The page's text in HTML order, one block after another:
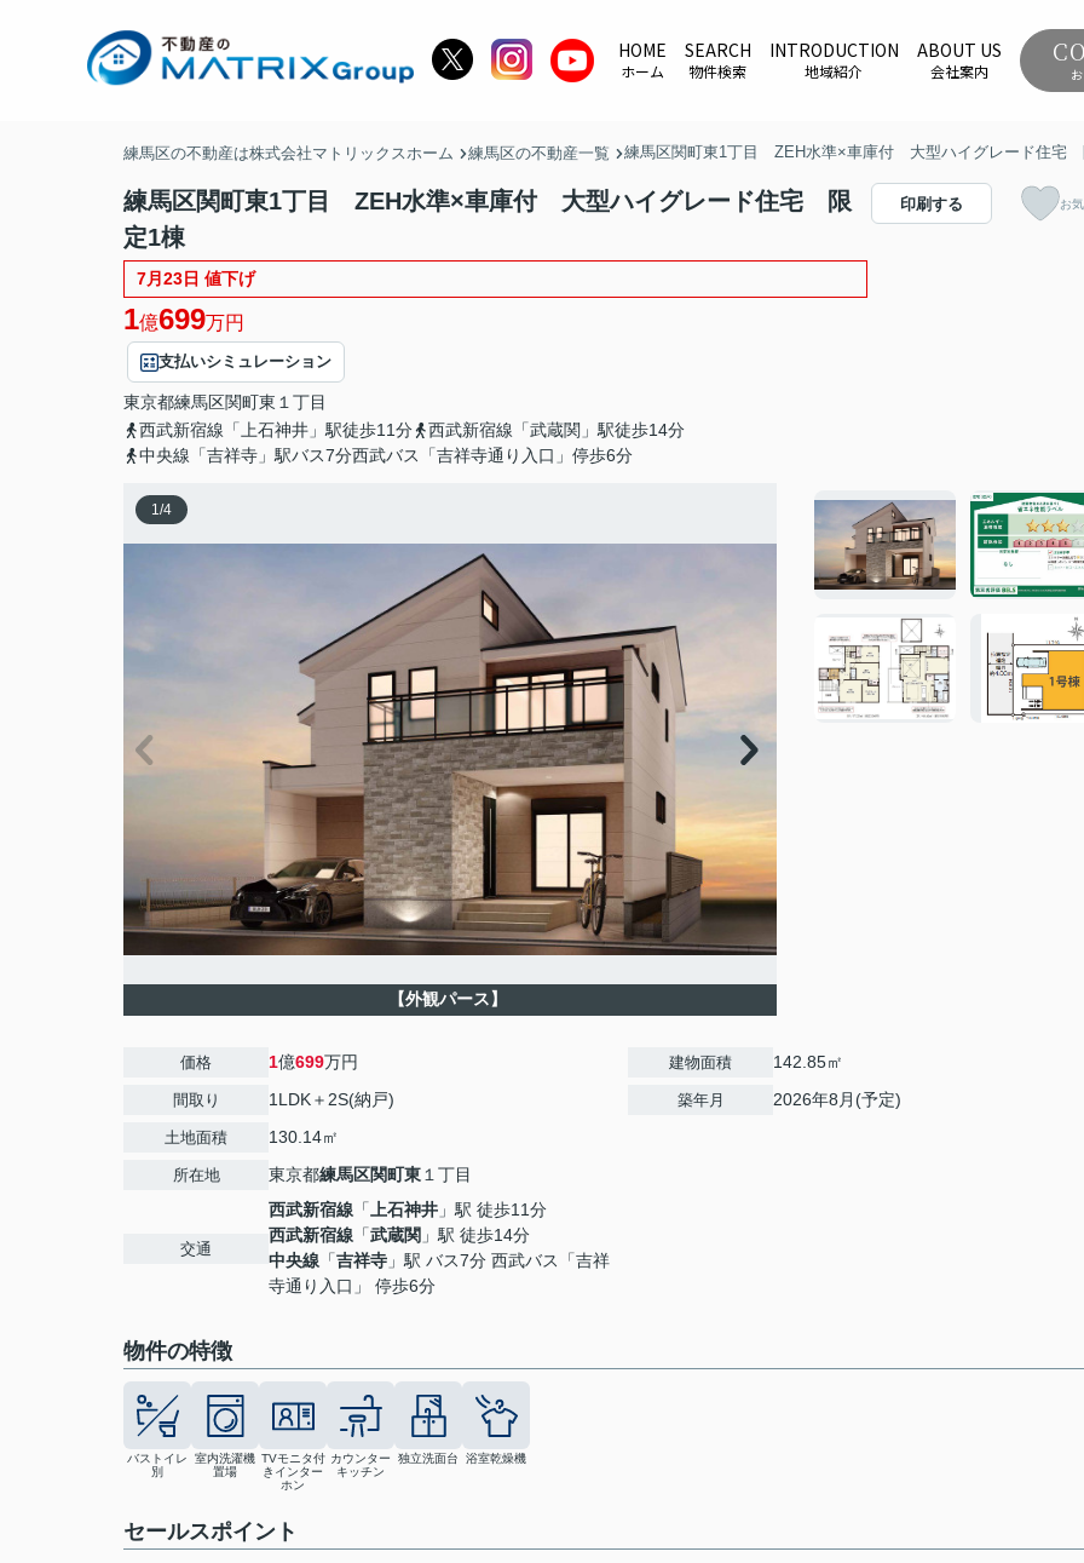
HOME
ホーム
SEARCH
物件検索
INTRODUCTION
地域紹介
ABOUT US
会社案内
練馬区の不動産は株式会社マトリックスホーム 練馬区の不動産一覧 練馬区関町東1丁目 ZEH水準×車庫付 大型ハイグレード住宅
練馬区関町東1丁目 ZEH水準×車庫付 大型ハイグレード住宅 限
定1棟
7月23日 値下げ
1億699万円
支払いシミュレーション
東京都練馬区関町東 １丁目
西武新宿線「上石神井」駅徒歩11分
西武新宿線「武蔵関」駅徒歩14分
中央線「吉祥寺」駅バス7分西武バス「吉祥寺通り入口」停歩6分
印刷する お
1/4
【外観パース】
価格 1億699万円
間取り 1LDK＋2S(納戸)
土地面積 130.14㎡
所在地 東京都練馬区関町東 １丁目
交通
西武新宿線 「 上石神井 」駅 徒歩11分
西武新宿線 「武蔵関 」駅 徒歩14分
中央線 「吉祥寺 」駅 バス7分 西武バス「吉祥
寺通り入口」 停歩6分
建物面積 142.85㎡
築年月 2026年8月(予定)
物件の特徴
バストイレ
別
室内洗濯機
置場
TVモニタ付
きインター
ホン
カウンター
キッチン
独立洗面台 浴室乾燥機
セールスポイント